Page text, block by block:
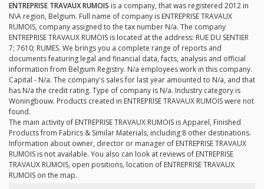
ENTREPRISE TRAVAUX RUMOIS is a company, that was registered 2012 in
N\A region, Belgium. Full name of company is ENTREPRISE TRAVAUX
RUMOIS, company assigned to the tax number N/a. The company
ENTREPRISE TRAVAUX RUMOIS is located at the address: RUE DU SENTIER
7; 7610; RUMES. We brings you a complete range of reports and
documents featuring legal and financial data, facts, analysis and official
information from Belgium Registry. N/a employees work in this company.
Capital - N/a. The company's sales for last year amounted to N/a, and that
has N/a the credit rating. Type of company is N/a. Industry category is
Woningbouw. Products created in ENTREPRISE TRAVAUX RUMOIS were not
found.
The main activity of ENTREPRISE TRAVAUX RUMOIS is Apparel, Finished
Products from Fabrics & Similar Materials, including 8 other destinations.
Information about owner, director or manager of ENTREPRISE TRAVAUX
RUMOIS is not available. You also can look at reviews of ENTREPRISE
TRAVAUX RUMOIS, open positions, location of ENTREPRISE TRAVAUX
RUMOIS on the map.